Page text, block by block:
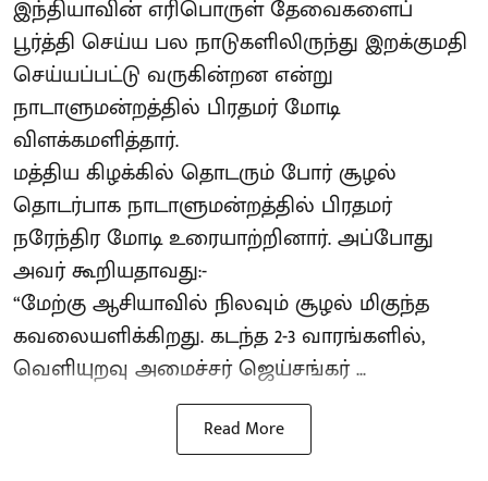
இந்தியாவின் எரிபொருள் தேவைகளைப்
பூர்த்தி செய்ய பல நாடுகளிலிருந்து இறக்குமதி
செய்யப்பட்டு வருகின்றன என்று
நாடாளுமன்றத்தில் பிரதமர் மோடி
விளக்கமளித்தார்.
மத்திய கிழக்கில் தொடரும் போர் சூழல்
தொடர்பாக நாடாளுமன்றத்தில் பிரதமர்
நரேந்திர மோடி உரையாற்றினார். அப்போது
அவர் கூறியதாவது:-
“மேற்கு ஆசியாவில் நிலவும் சூழல் மிகுந்த
கவலையளிக்கிறது. கடந்த 2-3 வாரங்களில்,
வெளியுறவு அமைச்சர் ஜெய்சங்கர் ...
Read More